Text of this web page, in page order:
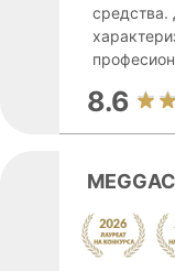
средства.
8.6